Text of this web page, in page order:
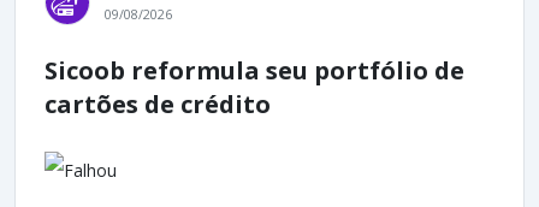
09/08/2026
Sicoob reformula seu portfólio de
cartões de crédito